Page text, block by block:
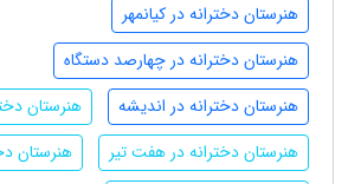
هنرستان دخترانه در کیانمهر
هنرستان دخترانه در چهارصد دستگاه
هنرستان دخترانه در اندیشه
هنرستان
هنرستان دخترانه در هفت تیر
هنرستان